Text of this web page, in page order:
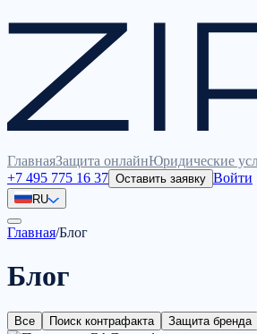
ГлавнаяЗащита онлайнЮридические
+7 495 775 16 37 Оставить заявку Войти
RU
Главная/Блог
Блог
Все Поиск контрафакта Защита бренда